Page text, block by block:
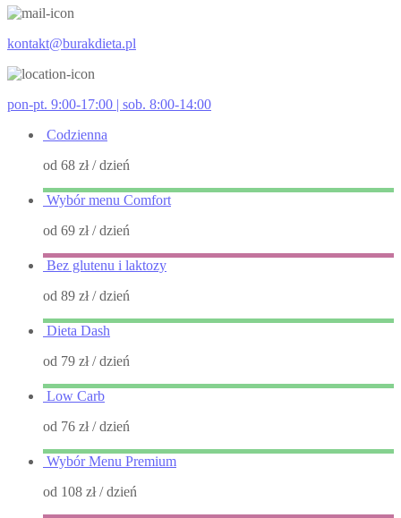
kontakt@burakdieta.pl
pon-pt. 9:00-17:00 | sob. 8:00-14:00
Codzienna
od 68 zł/ dzień
Wybór menu Comfort
od 69 zł/ dzień
Bez glutenu i laktozy
od 89 zł/ dzień
Dieta Dash
od 79 zł/ dzień
Low Carb
od 76 zł/ dzień
Wybór Menu Premium
od 108 zł/ dzień